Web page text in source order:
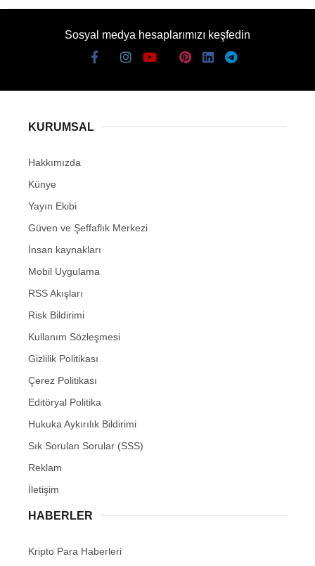
Sosyal medya hesaplarımızı keşfedin
KURUMSAL
Hakkımızda
Künye
Yayın Ekibi
Güven ve Şeffaflık Merkezi
İnsan kaynakları
Mobil Uygulama
RSS Akışları
Risk Bildirimi
Kullanım Sözleşmesi
Gizlilik Politikası
Çerez Politikası
Editöryal Politika
Hukuka Aykırılık Bildirimi
Sık Sorulan Sorular (SSS)
Reklam
İletişim
HABERLER
Kripto Para Haberleri